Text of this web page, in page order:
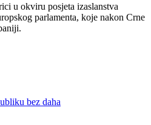
u okviru posjeta izaslanstva
parlamenta, koje nakon Crne
bez daha